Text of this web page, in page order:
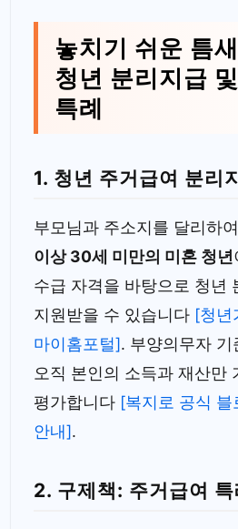
놓치기 쉬운 틈
청년 분리지급
특례
1. 청년 주거급여 분리
부모님과 주소지를 달리하
이상 30세 미만의 미혼 청년
수급 자격을 바탕으로 청년
지원받을 수 있습니다 [청년
마이홈포털]. 부양의무자 기
오직 본인의 소득과 재산만
평가합니다 [복지로 공식
안내].
2. 구제책: 주거급여